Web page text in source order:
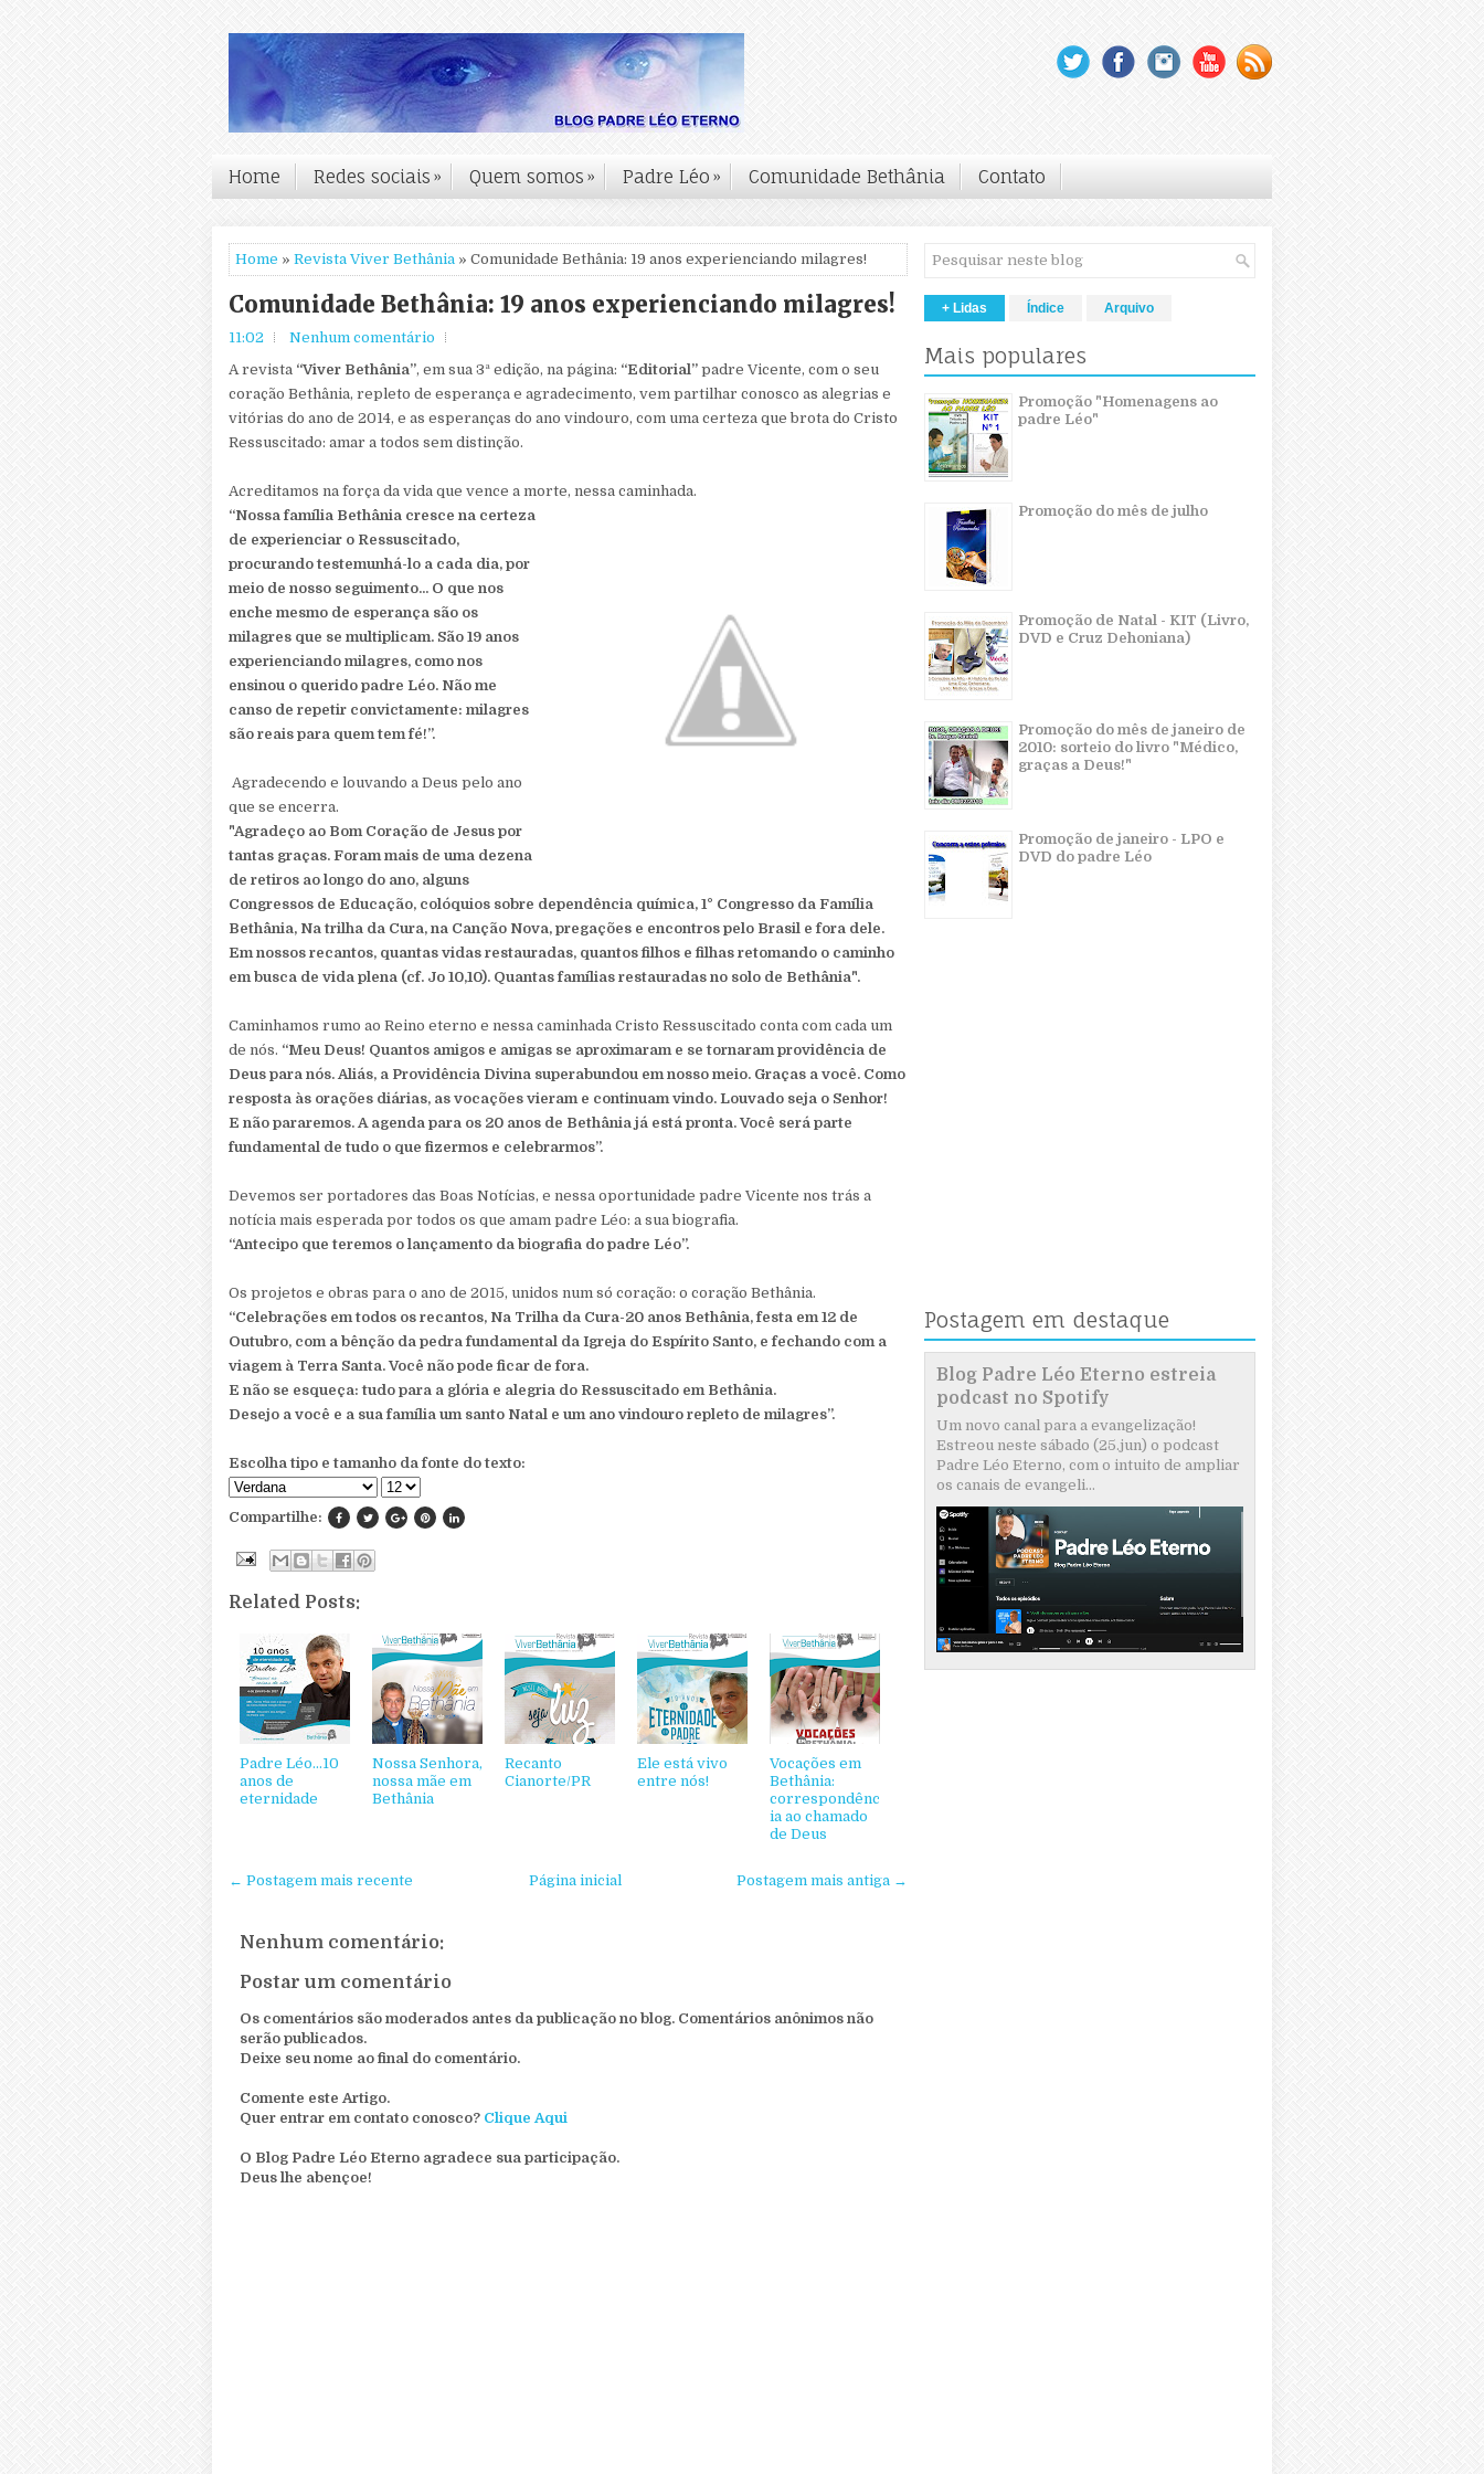
Home Redes sociais » Quem somos » Padre Léo » Comunidade Bethânia Contato
Home » Revista Viver Bethânia » Comunidade Bethânia: 19 anos experienciando milagres!
Comunidade Bethânia: 19 anos experienciando milagres!
11:02
Nenhum comentário
A revista “Viver Bethânia”, em sua 3ª edição, na página: “Editorial” padre Vicente, com o seu
coração Bethânia, repleto de esperança e agradecimento, vem partilhar conosco as alegrias e
vitórias do ano de 2014, e as esperanças do ano vindouro, com uma certeza que brota do Cristo
Ressuscitado: amar a todos sem distinção.
Acreditamos na força da vida que vence a morte, nessa caminhada.
“Nossa família Bethânia cresce na certeza
de experienciar o Ressuscitado,
procurando testemunhá-lo a cada dia, por
meio de nosso seguimento... O que nos
enche mesmo de esperança são os
milagres que se multiplicam. São 19 anos
experienciando milagres, como nos
ensinou o querido padre Léo. Não me
canso de repetir convictamente: milagres
são reais para quem tem fé!”.
Agradecendo e louvando a Deus pelo ano
que se encerra.
"Agradeço ao Bom Coração de Jesus por
tantas graças. Foram mais de uma dezena
de retiros ao longo do ano, alguns
Congressos de Educação, colóquios sobre dependência química, 1° Congresso da Família
Bethânia, Na trilha da Cura, na Canção Nova, pregações e encontros pelo Brasil e fora dele.
Em nossos recantos, quantas vidas restauradas, quantos filhos e filhas retomando o caminho
em busca de vida plena (cf. Jo 10,10). Quantas famílias restauradas no solo de Bethânia".
Caminhamos rumo ao Reino eterno e nessa caminhada Cristo Ressuscitado conta com cada um
de nós. “Meu Deus! Quantos amigos e amigas se aproximaram e se tornaram providência de
Deus para nós. Aliás, a Providência Divina superabundou em nosso meio. Graças a você. Como
resposta às orações diárias, as vocações vieram e continuam vindo. Louvado seja o Senhor!
E não pararemos. A agenda para os 20 anos de Bethânia já está pronta. Você será parte
fundamental de tudo o que fizermos e celebrarmos”.
Devemos ser portadores das Boas Notícias, e nessa oportunidade padre Vicente nos trás a
notícia mais esperada por todos os que amam padre Léo: a sua biografia.
“Antecipo que teremos o lançamento da biografia do padre Léo”.
Os projetos e obras para o ano de 2015, unidos num só coração: o coração Bethânia.
“Celebrações em todos os recantos, Na Trilha da Cura-20 anos Bethânia, festa em 12 de
Outubro, com a bênção da pedra fundamental da Igreja do Espírito Santo, e fechando com a
viagem à Terra Santa. Você não pode ficar de fora.
E não se esqueça: tudo para a glória e alegria do Ressuscitado em Bethânia.
Desejo a você e a sua família um santo Natal e um ano vindouro repleto de milagres”.
Escolha tipo e tamanho da fonte do texto:
Compartilhe:
Related Posts:
Padre Léo...10
anos de
eternidade
Nossa Senhora,
nossa mãe em
Bethânia
Recanto
Cianorte/PR
Ele está vivo
entre nós!
Vocações em
Bethânia:
correspondênc
ia ao chamado
de Deus
← Postagem mais recente Postagem mais antiga →
Página inicial
Nenhum comentário:
Postar um comentário
Os comentários são moderados antes da publicação no blog. Comentários anônimos não
serão publicados.
Deixe seu nome ao final do comentário.
Comente este Artigo.
Quer entrar em contato conosco? Clique Aqui
O Blog Padre Léo Eterno agradece sua participação.
Deus lhe abençoe!
+ Lidas Índice Arquivo
Mais populares
Promoção "Homenagens ao
padre Léo"
Promoção do mês de julho
Promoção de Natal - KIT (Livro,
DVD e Cruz Dehoniana)
Promoção do mês de janeiro de
2010: sorteio do livro "Médico,
graças a Deus!"
Promoção de janeiro - LPO e
DVD do padre Léo
Postagem em destaque
Blog Padre Léo Eterno estreia
podcast no Spotify
Um novo canal para a evangelização!
Estreou neste sábado (25.jun) o podcast
Padre Léo Eterno, com o intuito de ampliar
os canais de evangeli...